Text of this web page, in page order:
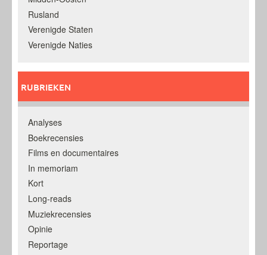
Rusland
Verenigde Staten
Verenigde Naties
RUBRIEKEN
Analyses
Boekrecensies
Films en documentaires
In memoriam
Kort
Long-reads
Muziekrecensies
Opinie
Reportage